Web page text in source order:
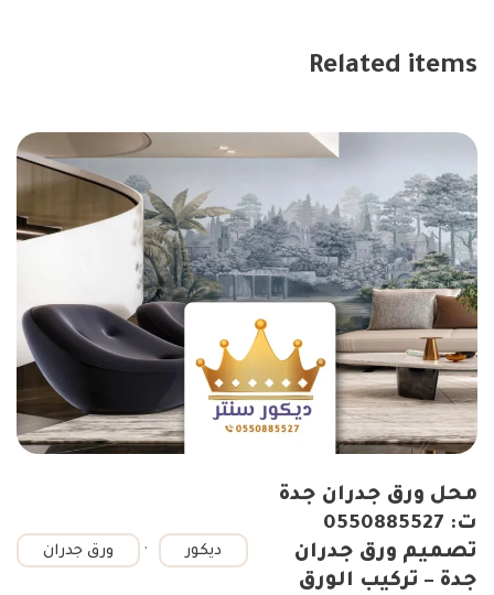
Related items
ديكور , ورق جدران
محل ورق جدران جدة
ت: 0550885527
تصميم ورق جدران
جدة – تركيب الورق